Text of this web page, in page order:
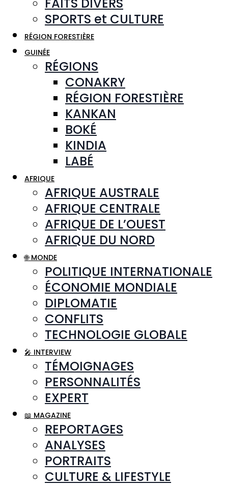
FAITS DIVERS
SPORTS et CULTURE
RÉGION FORESTIÈRE
GUINÉE
RÉGIONS
CONAKRY
RÉGION FORESTIÈRE
KANKAN
BOKÉ
KINDIA
LABÉ
AFRIQUE
AFRIQUE AUSTRALE
AFRIQUE CENTRALE
AFRIQUE DE L’OUEST
AFRIQUE DU NORD
🌐 MONDE
POLITIQUE INTERNATIONALE
ÉCONOMIE MONDIALE
DIPLOMATIE
CONFLITS
TECHNOLOGIE GLOBALE
🎤 INTERVIEW
TÉMOIGNAGES
PERSONNALITÉS
EXPERT
📖 MAGAZINE
REPORTAGES
ANALYSES
PORTRAITS
CULTURE & LIFESTYLE